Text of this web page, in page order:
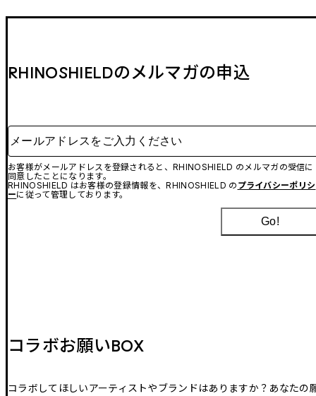
RHINOSHIELDのメルマガの申込
メールアドレスをご入力ください
お客様がメールアドレスを登録されると、RHINOSHIELD のメルマガの受信に
同意したことになります。
RHINOSHIELD はお客様の登録情報を、RHINOSHIELD の プライバシーポリシ
ーに従って管理しております。
Go!
コラボお願いBOX
コラボしてほしいアーティストやブランドはありますか？あなたの